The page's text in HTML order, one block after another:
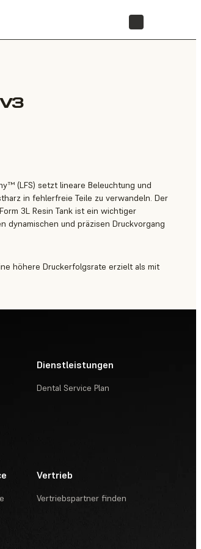
(LFS) setzt lineare Beleuchtung und
in fehlerfreie Teile zu verwandeln. Der
3L Resin Tank ist ein wichtiger
dynamischen und präzisen Druckvorgang
höhere Druckerfolgsrate erzielt als mit
Dienstleistungen
Dental Service Plan
Vertrieb
Vertriebspartner finden